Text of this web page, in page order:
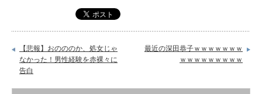
【悲報】おのののか、処女じゃ
なかった！男性経験を赤裸々に
告白
最近の深田恭子ｗｗｗｗｗｗｗ
ｗｗｗｗｗｗｗｗｗ